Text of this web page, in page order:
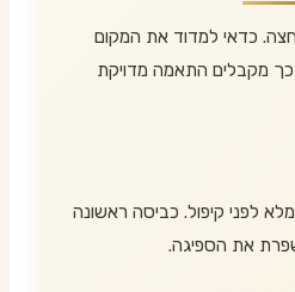
כדאי למדוד את המקום
מקבלים התאמה מדויקת
לפני קיפול. כביסה ראשונה
את הספיגה.